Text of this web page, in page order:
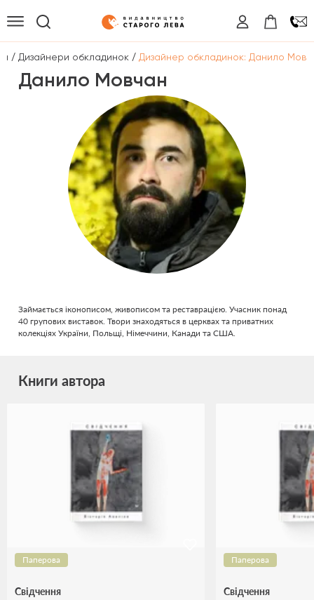
/ Дизайнери обкладинок / Дизайнер обкладинок: Данило
Данило Мовчан
Займається іконописом, живописом та реставрацією. Учасник понад
40 групових виставок. Твори знаходяться в церквах та приватних
колекціях України, Польщі, Німеччини, Канади та США.
Книги автора
Паперова
Свідчення
Паперова
Свідчення